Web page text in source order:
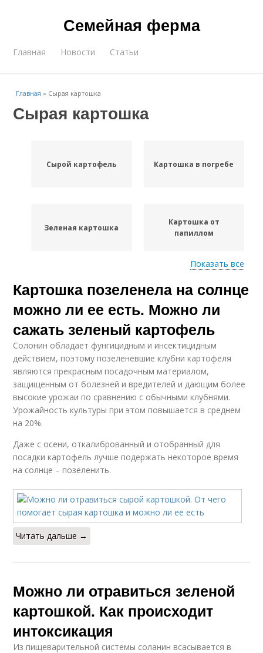
Семейная ферма
Главная Новости Статьи
Главная » Сырая картошка
Сырая картошка
Сырой картофель Картошка в погребе
Зеленая картошка
Картошка от
папиллом
Картошки от
папиллом
Сморщенная
картошка
Показать все
Картошка позеленела на солнце
можно ли ее есть. Можно ли
сажать зеленый картофель
Солонин обладает фунгицидным и инсектицидным
действием, поэтому позеленевшие клубни картофеля
являются прекрасным посадочным материалом,
защищенным от болезней и вредителей и дающим более
высокие урожаи по сравнению с обычными клубнями.
Урожайность культуры при этом повышается в среднем
на 20%.
Даже с осени, откалиброванный и отобранный для
посадки картофель лучше подержать некоторое время
на солнце – позеленить.
Читать дальше →
Можно ли отравиться зеленой
картошкой. Как происходит
интоксикация
Из пищеварительной системы соланин всасывается в